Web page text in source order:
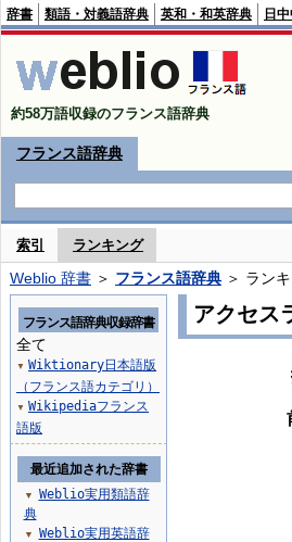
辞書 類語・対義語辞典 英和・和英辞典 日
約58万語収録のフランス語辞典
フランス語辞典
索引 ランキング
Weblio 辞書 ＞ フランス語辞典 ＞ ラン
アクセス
フランス語辞典収録辞書
全て
▼ Wiktionary日本語版
（フランス語カテゴリ）
▼ Wikipediaフランス
語版
最近追加された辞書
▼
Weblio実用類語辞
典
▼
Weblio実用英語辞